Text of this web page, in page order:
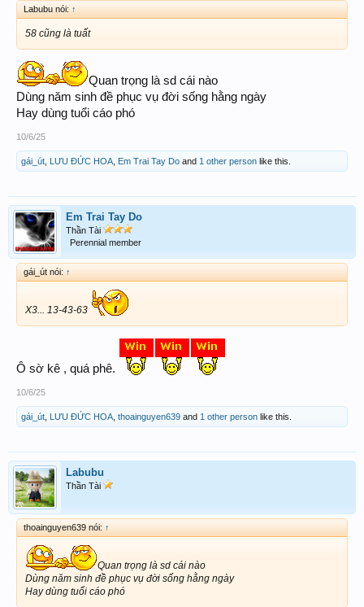
Labubu nói: ↑
58 cũng là tuất
Quan trọng là sd cái nào
Dùng năm sinh đề phục vụ đời sống hằng ngày
Hay dùng tuổi cáo phó
10/6/25
gái_út LƯU ĐỨC HOA Em Trai Tay Do and 1 other person like this.
Em Trai Tay Do
Thần Tài
Perennial member
gái_út nói: ↑
X3... 13-43-63
Ô sờ kê , quá phê.
10/6/25
gái_út LƯU ĐỨC HOA thoainguyen639 and 1 other person like this.
Labubu
Thần Tài
thoainguyen639 nói: ↑
Quan trọng là sd cái nào
Dùng năm sinh đề phục vụ đời sống hằng ngày
Hay dùng tuổi cáo phó